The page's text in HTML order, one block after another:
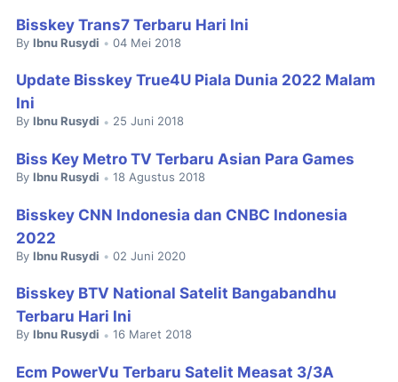
Bisskey Trans7 Terbaru Hari Ini
By Ibnu Rusydi • 04 Mei 2018
Update Bisskey True4U Piala Dunia 2022 Malam
Ini
By Ibnu Rusydi • 25 Juni 2018
Biss Key Metro TV Terbaru Asian Para Games
By Ibnu Rusydi • 18 Agustus 2018
Bisskey CNN Indonesia dan CNBC Indonesia
2022
By Ibnu Rusydi • 02 Juni 2020
Bisskey BTV National Satelit Bangabandhu
Terbaru Hari Ini
By Ibnu Rusydi • 16 Maret 2018
Ecm PowerVu Terbaru Satelit Measat 3/3A